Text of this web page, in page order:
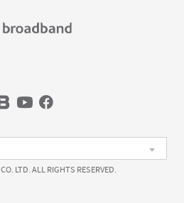
LTD. ALL RIGHTS RESERVED.